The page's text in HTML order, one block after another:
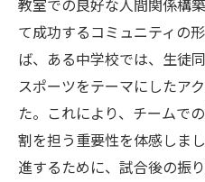
教室での良好な人間関係構
て成功するコミュニティの
ば、ある中学校では、生徒
スポーツをテーマにしたア
た。これにより、チームで
割を担う重要性を体感しま
進するために、試合後の振